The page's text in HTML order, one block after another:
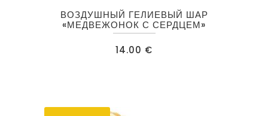
ВОЗДУШНЫЙ ГЕЛИЕВЫЙ ШАР
«МЕДВЕЖОНОК С СЕРДЦЕМ»
14.00 €